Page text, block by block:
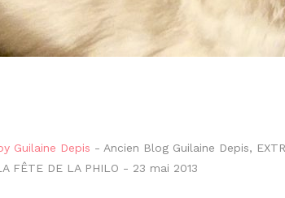
Guilaine Depis - Ancien Blog Guilaine Depis,
FÊTE DE LA PHILO - 23 mai 2013